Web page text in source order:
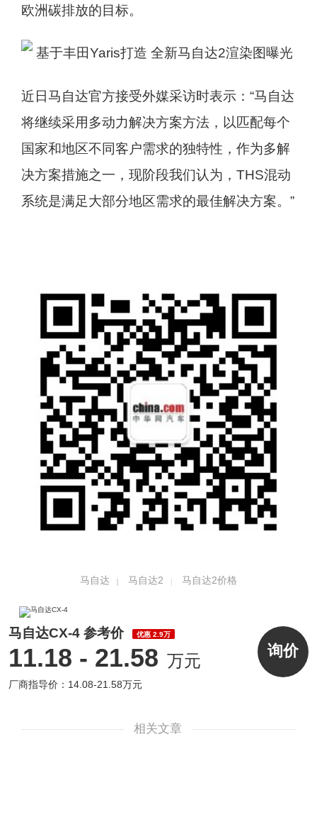
欧洲碳排放的目标。
近日马自达官方接受外媒采访时表示：“马自达
将继续采用多动力解决方案方法，以匹配每个
国家和地区不同客户需求的独特性，作为多解
决方案措施之一，现阶段我们认为，THS混动
系统是满足大部分地区需求的最佳解决方案。”
马自达 马自达2 马自达2价格
马自达CX-4 参考价 优惠 2.9万
11.18 - 21.58 万元
厂商指导价：14.08-21.58万元
询价
相关文章